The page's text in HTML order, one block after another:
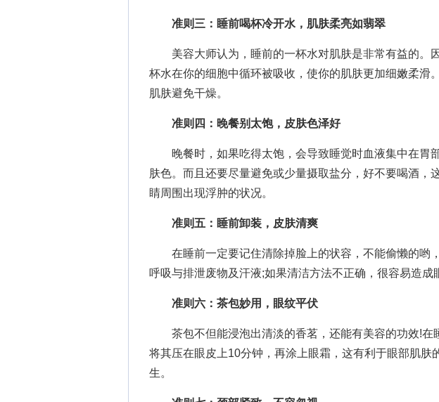
准则三：睡前喝杯冷开水，肌肤柔亮如翡翠
美容大师认为，睡前的一杯水对肌肤是非常有益的。
杯水在你的细胞中循环被吸收，使你的肌肤更加细嫩柔滑
肌肤避免干燥。
准则四：晚餐别太饱，皮肤色泽好
晚餐时，如果吃得太饱，会导致睡觉时血液集中在胃
肤色。而且还要尽量避免或少量摄取盐分，好不要喝酒，
睛周围出现浮肿的状况。
准则五：睡前卸装，皮肤清爽
在睡前一定要记住清除掉脸上的状容，不能偷懒的哟
呼吸与排泄废物及汗液;如果清洁方法不正确，很容易造成
准则六：茶包妙用，眼纹平伏
茶包不但能浸泡出清淡的香茗，还能有美容的功效!在
将其压在眼皮上10分钟，再涂上眼霜，这有利于眼部肌肤
生。